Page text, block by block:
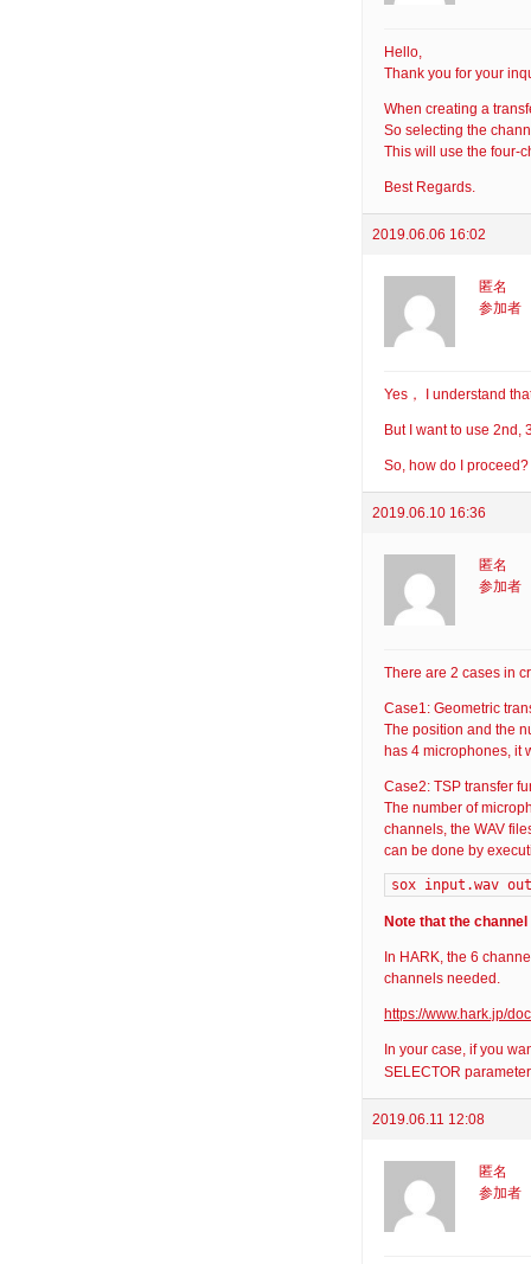
Hello,
Thank you for your
When creating a
So selecting the
This will use the four-
Best Regards.
2019.06.06 16:02
匿名
参加者
Yes， I understand
But I want to use 2nd,
So, how do I proceed?
2019.06.10 16:36
匿名
参加者
There are 2 cases in
Case1: Geometric
The position and the
has 4 microphones, it
Case2: TSP transfer
The number of
channels, the WAV
can be done by
sox input.wav
Note that the
In HARK, the 6
channels needed.
https://www.hark.jp/
In your case, if you
SELECTOR
2019.06.11 12:08
匿名
参加者